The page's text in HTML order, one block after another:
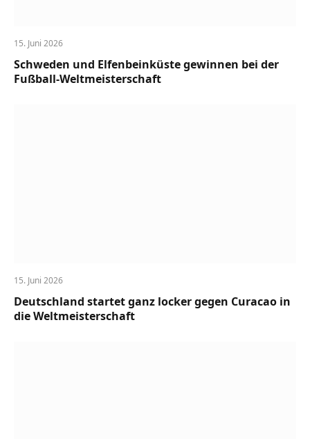
15. Juni 2026
Schweden und Elfenbeinküste gewinnen bei der
Fußball-Weltmeisterschaft
15. Juni 2026
Deutschland startet ganz locker gegen Curacao in
die Weltmeisterschaft